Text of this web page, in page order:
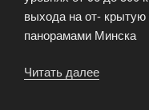
выхода на от-
панорамами Минска
Читать далее